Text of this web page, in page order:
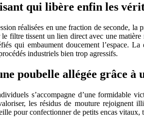
qui libère enfin les
réalisées en une fraction de seconde, la
filtre tissent un lien direct avec une
qui embaument doucement l’espace.
industriels bien trop agressifs.
poubelle allégée grâce
s’accompagne d’une formidable
les résidus de mouture rejoignent
pour confectionner de petits encas